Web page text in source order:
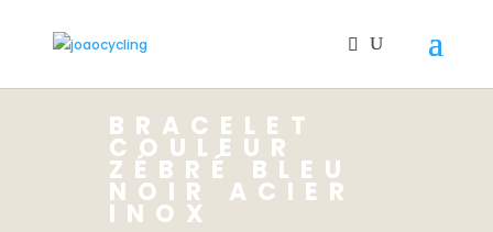
BRACELET
COULEUR
ZÉBRÉ BLEU
NOIR ACIER
INOX